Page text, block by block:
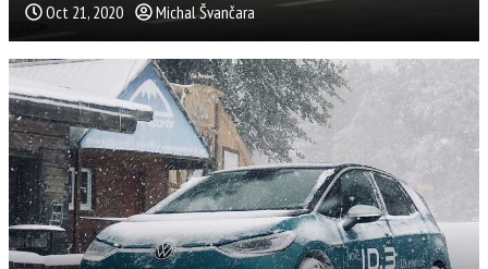
Oct 21, 2020 Michal Švančara